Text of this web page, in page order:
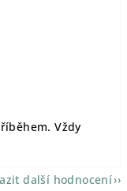
hvězdiček.
5 hvězdiček.
Vždy
další hodnocení